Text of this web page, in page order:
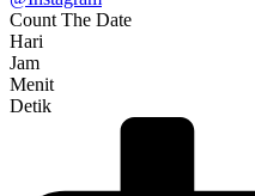
Count The Date
Hari
Jam
Menit
Detik